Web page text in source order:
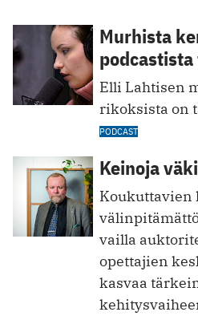
Murhista
Elli Lahtisen
rikoksista on
PODCAST
Keinoja
Koukuttavien
vailla
opettajien
kasvaa